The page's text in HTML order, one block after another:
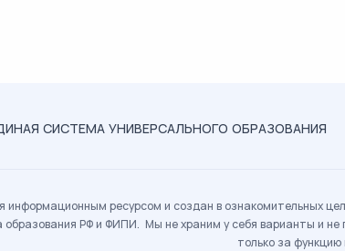
СИСТЕМА УНИВЕРСАЛЬНОГО ОБРАЗОВАНИЯ
информационным ресурсом и создан в ознакомительных
образования РФ и ФИПИ. Мы не храним у себя варианты и
только за функцию